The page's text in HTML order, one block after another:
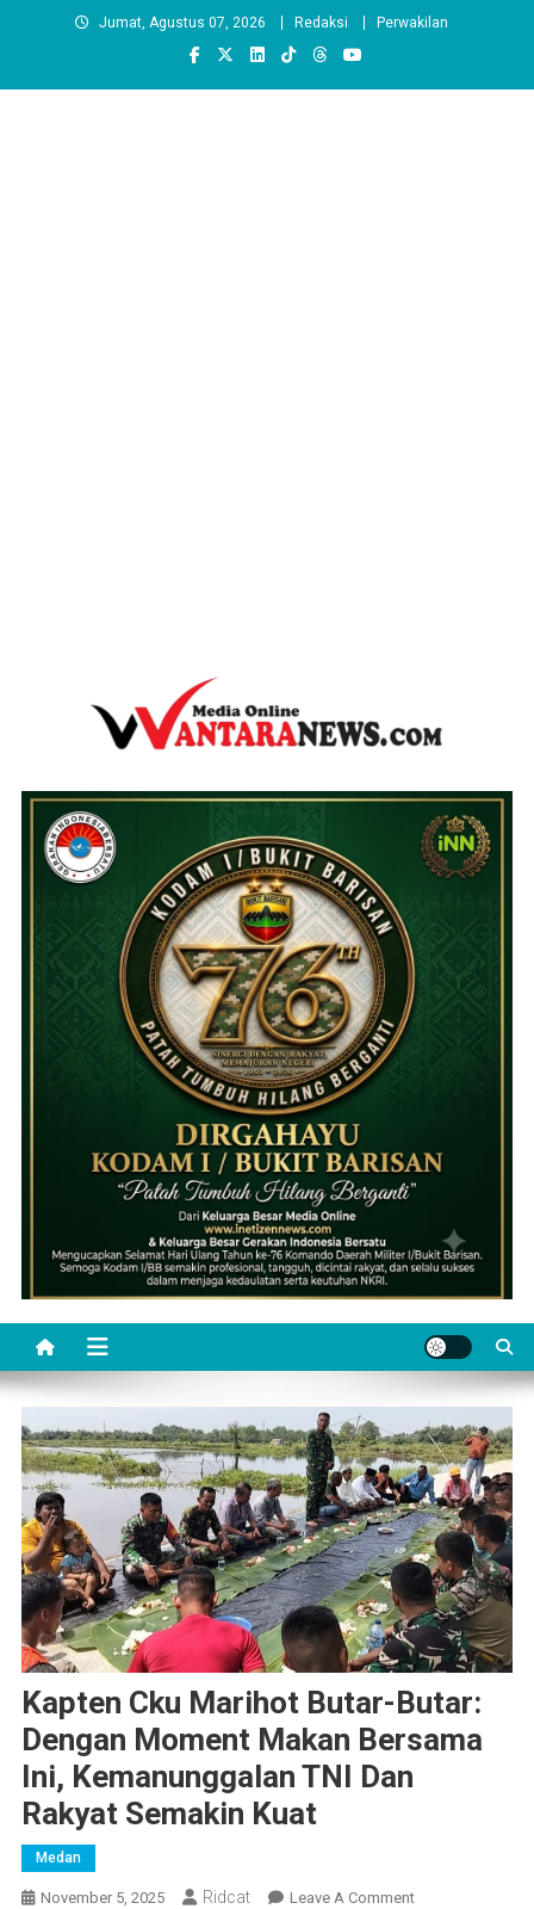
Jumat, Agustus 07, 2026 Redaksi Perwakilan
wantaranews.com
Kapten Cku Marihot Butar-Butar:
Dengan Moment Makan Bersama
Ini, Kemanunggalan TNI Dan
Rakyat Semakin Kuat
Medan
November 5, 2025 Ridcat Leave A CommentOn